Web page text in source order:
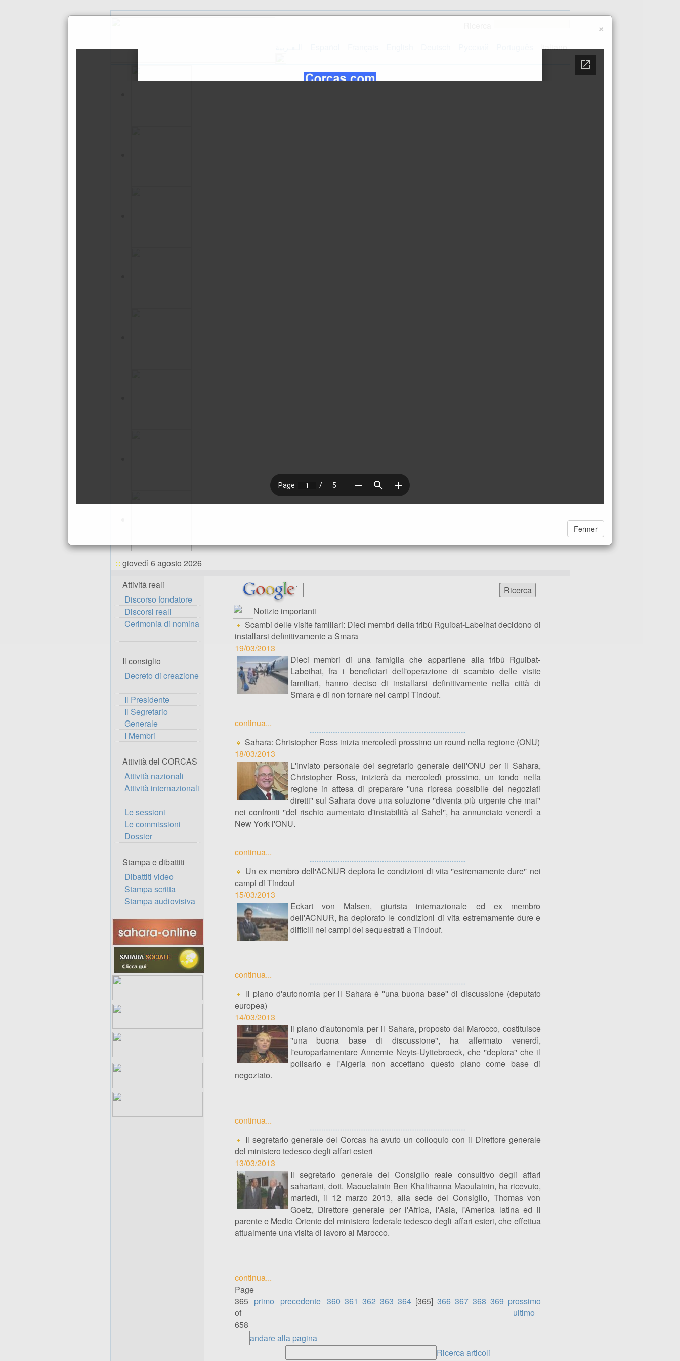
Italiano
giovedì 6 agosto 2026
Attività reali
Discorso fondatore
Discorsi reali
Cerimonia di nomina
Il consiglio
Decreto di creazione
Il Presidente
Il Segretario
Generale
I Membri
Attività del CORCAS
Attività nazionali
Attività internazionali
Le sessioni
Le commissioni
Dossier
Stampa e dibattiti
Dibattiti video
Stampa scritta
Stampa audiovisiva
Notizie importanti
Scambi delle visite familiari: Dieci membri della tribù Rguibat-Labeihat decidono di
installarsi definitivamente a Smara
19/03/2013
Dieci membri di una famiglia che appartiene alla tribù Rguibat-
Labeihat, fra i beneficiari dell'operazione di scambio delle visite
familiari, hanno deciso di installarsi definitivamente nella città di
Smara e di non tornare nei campi Tindouf.
continua...
Sahara: Christopher Ross inizia mercoledì prossimo un round nella regione (ONU)
18/03/2013
L'inviato personale del segretario generale dell'ONU per il Sahara,
Christopher Ross, inizierà da mercoledì prossimo, un tondo nella
regione in attesa di preparare ''una ripresa possibile dei negoziati
diretti'' sul Sahara dove una soluzione ''diventa più urgente che mai''
nei confronti ''del rischio aumentato d'instabilità al Sahel'', ha annunciato venerdì a
New York l'ONU.
continua...
Un ex membro dell'ACNUR deplora le condizioni di vita ''estremamente dure'' nei
campi di Tindouf
15/03/2013
Eckart von Malsen, giurista internazionale ed ex membro
dell'ACNUR, ha deplorato le condizioni di vita estremamente dure e
difficili nei campi dei sequestrati a Tindouf.
continua...
Il piano d'autonomia per il Sahara è ''una buona base'' di discussione (deputato
europea)
14/03/2013
Il piano d'autonomia per il Sahara, proposto dal Marocco, costituisce
''una buona base di discussione'', ha affermato venerdì,
l'europarlamentare Annemie Neyts-Uyttebroeck, che ''deplora'' che il
polisario e l'Algeria non accettano questo piano come base di
negoziato.
continua...
Il segretario generale del Corcas ha avuto un colloquio con il Direttore generale
del ministero tedesco degli affari esteri
13/03/2013
Il segretario generale del Consiglio reale consultivo degli affari
sahariani, dott. Maouelainin Ben Khalihanna Maoulainin, ha ricevuto,
martedì, il 12 marzo 2013, alla sede del Consiglio, Thomas von
Goetz, Direttore generale per l'Africa, l'Asia, l'America latina ed il
parente e Medio Oriente del ministero federale tedesco degli affari esteri, che effettua
attualmente una visita di lavoro al Marocco.
continua...
Page
365
of
658
primo precedente 360 361 362 363 364 [365] 366 367 368 369 prossimo
ultimo
andare alla pagina
Ricerca articoli
×
Fermer